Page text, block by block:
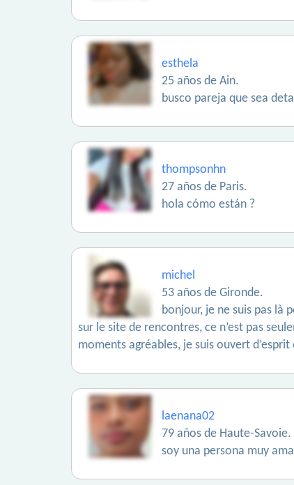
esthela
25 años de Ain.
busco pareja que sea
thompsonhn
27 años de Paris.
hola cómo están ?
michel
53 años de Gironde.
bonjour, je ne suis pas là
sur le site de rencontres, ce n’est pas
moments agréables, je suis ouvert
laenana02
79 años de Haute-Savoie.
soy una persona muy